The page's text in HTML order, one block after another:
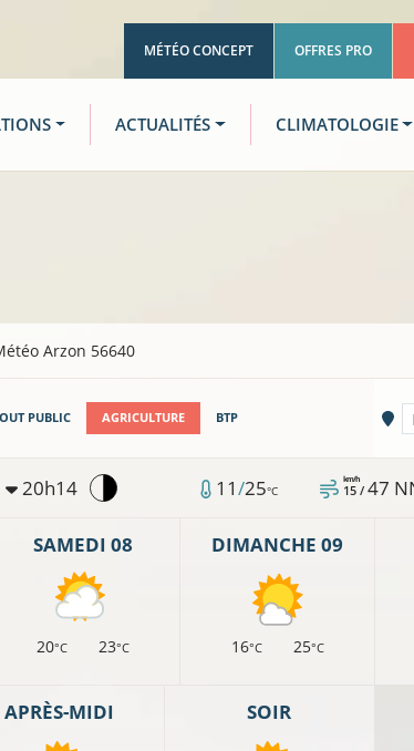
MÉTÉO CONCEPT OFFRES PRO
ACTUALITÉS CLIMATOLOGIE
Arzon 56640
PUBLIC AGRICULTURE BTP
20h14 11/25°C 15 /
km/h 47
SAMEDI 08
20°C 23°C
DIMANCHE 09
16°C 25°C
APRÈS-MIDI SOIR